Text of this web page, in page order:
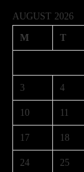
AUGUST 2026
M T
3 4
10 11
17 18
24 25